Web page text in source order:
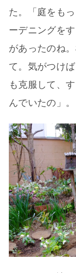
た。「庭をも
ーデニングを
があったのね
て。気がつけ
も克服して、
んでいたの」。